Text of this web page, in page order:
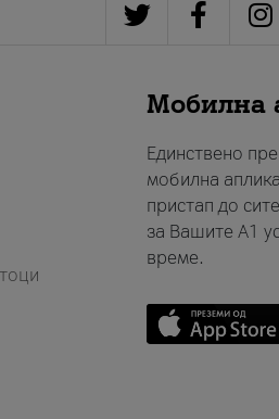
Мобилна
Единствено
мобилна
пристап до
за Вашите A1
време.